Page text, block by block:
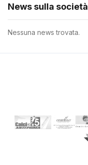
News sulla società
Nessuna news trovata.